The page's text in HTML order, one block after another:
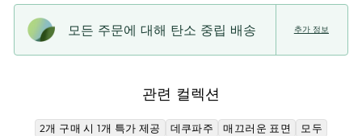
스
북
트
윗
레
스
핀
모든 주문에 대해 탄소 중립 배송 추가 정보
관련 컬렉션
2개 구매 시 1개 특가 제공 데쿠파주 매끄러운 표면
모두